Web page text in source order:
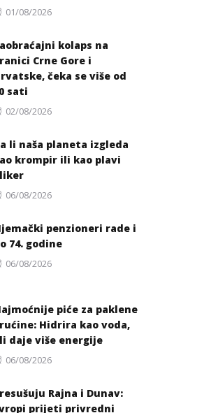
Posted
01/08/2026
kolaps na
Crne Gore i
čeka se više od
sati
Posted
02/08/2026
li naša planeta izgleda
krompir ili kao plavi
Posted
06/08/2026
penzioneri rade i
74. godine
Posted
06/08/2026
piće za paklene
Hidrira kao voda,
daje više energije
Posted
06/08/2026
Rajna i Dunav:
prijeti privredni